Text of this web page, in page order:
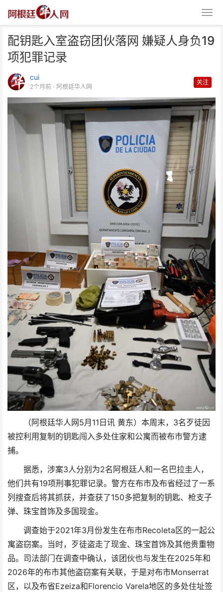
配钥匙入室盗窃团伙落网 嫌疑人身负19
项犯罪记录
cui
2个月前 · 阿根廷华人网
关注
（阿根廷华人网5月11日讯 黄东）本周末，3名歹徒因
被控利用复制的钥匙闯入多处住家和公寓而被布市警方逮
捕。
据悉，涉案3人分别为2名阿根廷人和一名巴拉圭人，
他们共有19项刑事犯罪记录。警方在布市及布省经过了一系
列搜查后将其抓获，并查获了150多把复制的钥匙、枪支子
弹、珠宝首饰及多国现金。
调查始于2021年3月份发生在布市Recoleta区的一起公
寓盗窃案。当时，歹徒盗走了现金、珠宝首饰及其他贵重物
品。司法部门在调查中确认，该团伙也与发生在2025年和
2026年的布市其他盗窃案有关联，于是对布市Monserrat
区，以及布省Ezeiza和Florencio Varela地区的多处住址签
配钥匙入室盗窃团伙落网 嫌疑人
身负19项犯罪记录